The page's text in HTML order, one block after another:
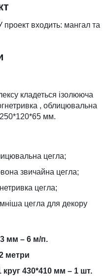
проект входить: мангал та
кладеться ізолююча
, облицювальна
мм.
цегла;
звичайна цегла;
цегла;
цегла для декору
мм – 6 м/п.
метри
430*410 мм – 1 шт.